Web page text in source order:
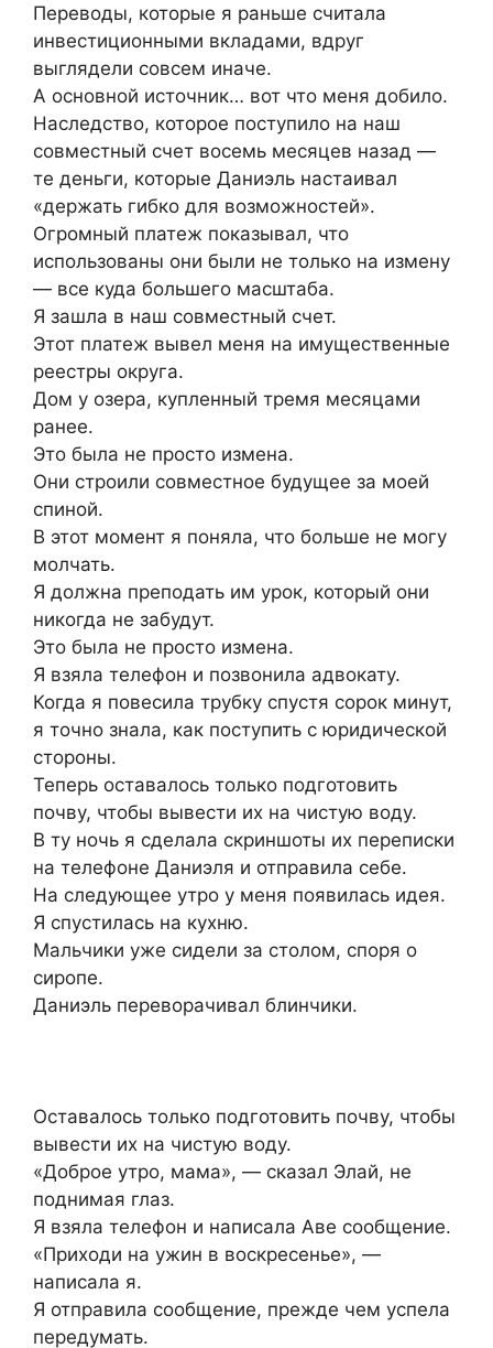
Переводы, которые я раньше считала
инвестиционными вкладами, вдруг
выглядели совсем иначе.
А основной источник… вот что меня добило.
Наследство, которое поступило на наш
совместный счет восемь месяцев назад —
те деньги, которые Даниэль настаивал
«держать гибко для возможностей».
Огромный платеж показывал, что
использованы они были не только на измену
— все куда большего масштаба.
Я зашла в наш совместный счет.
Этот платеж вывел меня на имущественные
реестры округа.
Дом у озера, купленный тремя месяцами
ранее.
Это была не просто измена.
Они строили совместное будущее за моей
спиной.
В этот момент я поняла, что больше не могу
молчать.
Я должна преподать им урок, который они
никогда не забудут.
Это была не просто измена.
Я взяла телефон и позвонила адвокату.
Когда я повесила трубку спустя сорок минут,
я точно знала, как поступить с юридической
стороны.
Теперь оставалось только подготовить
почву, чтобы вывести их на чистую воду.
В ту ночь я сделала скриншоты их переписки
на телефоне Даниэля и отправила себе.
На следующее утро у меня появилась идея.
Я спустилась на кухню.
Мальчики уже сидели за столом, споря о
сиропе.
Даниэль переворачивал блинчики.
Оставалось только подготовить почву, чтобы
вывести их на чистую воду.
«Доброе утро, мама», — сказал Элай, не
поднимая глаз.
Я взяла телефон и написала Аве сообщение.
«Приходи на ужин в воскресенье», —
написала я.
Я отправила сообщение, прежде чем успела
передумать.